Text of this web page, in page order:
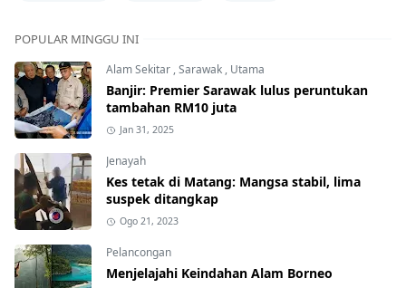
POPULAR MINGGU INI
Alam Sekitar,Sarawak, Utama
Banjir: Premier Sarawak lulus peruntukan
tambahan RM10 juta
Jan 31, 2025
Jenayah
Kes tetak di Matang: Mangsa stabil, lima
suspek ditangkap
Ogo 21, 2023
Pelancongan
Menjelajahi Keindahan Alam Borneo